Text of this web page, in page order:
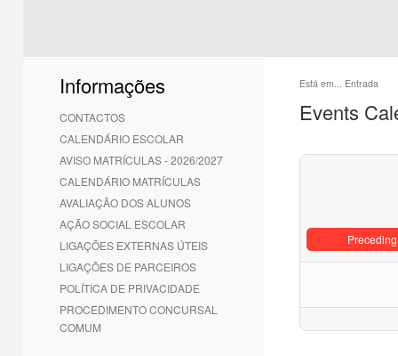
Informações
CONTACTOS
CALENDÁRIO ESCOLAR
AVISO MATRÍCULAS - 2026/2027
CALENDÁRIO MATRÍCULAS
AVALIAÇÃO DOS ALUNOS
AÇÃO SOCIAL ESCOLAR
LIGAÇÕES EXTERNAS ÚTEIS
LIGAÇÕES DE PARCEIROS
POLÍTICA DE PRIVACIDADE
PROCEDIMENTO CONCURSAL
COMUM
Está em... Entrada
Events